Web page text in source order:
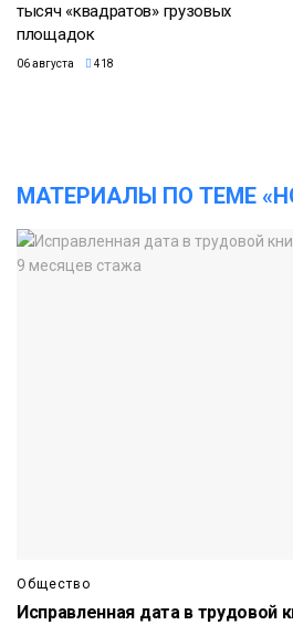
тысяч «квадратов» грузовых
площадок
06 августа 418
МАТЕРИАЛЫ ПО ТЕМЕ
Общество
Исправленная дата в трудовой